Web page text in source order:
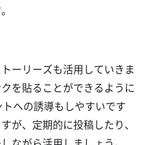
ーリーズも活用していきま
を貼ることができるように
への誘導もしやすいです
が、定期的に投稿したり、